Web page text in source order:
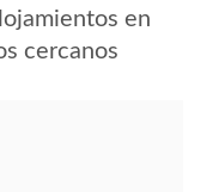
en
cercanos